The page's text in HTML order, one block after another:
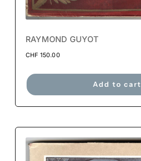
RAYMOND GUYOT
CHF 150.00
Add to cart